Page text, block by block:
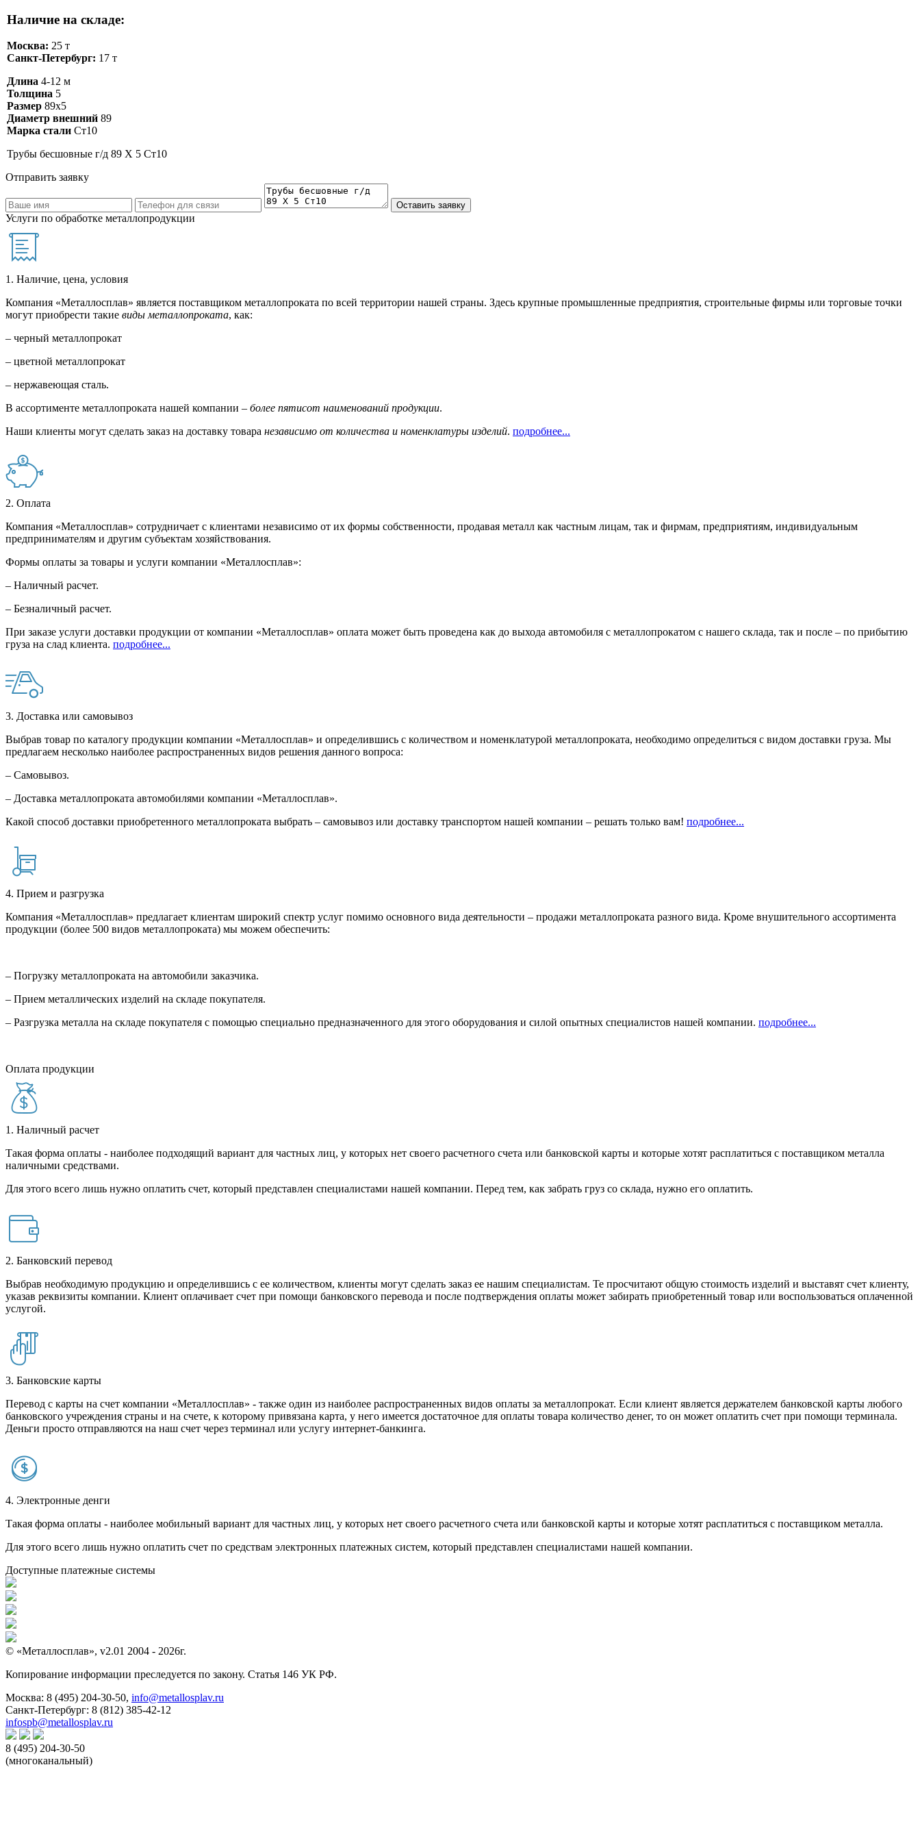
Наличие на складе:
Москва: 25 т
Санкт-Петербург: 17 т
Длина 4-12 м
Толщина 5
Размер 89х5
Диаметр внешний 89
Марка стали Ст10
Трубы бесшовные г/д 89 Х 5 Ст10
Отправить заявку
Услуги по обработке металлопродукции
1. Наличие, цена, условия
Компания «Металлосплав» является поставщиком металлопроката по всей территории нашей страны. Здесь крупные промышленные предприятия, строительные фирмы или торговые точки
могут приобрести такие виды металлопроката, как:
– черный металлопрокат
– цветной металлопрокат
– нержавеющая сталь.
В ассортименте металлопроката нашей компании – более пятисот наименований продукции.
Наши клиенты могут сделать заказ на доставку товара независимо от количества и номенклатуры изделий. подробнее...
2. Оплата
Компания «Металлосплав» сотрудничает с клиентами независимо от их формы собственности, продавая металл как частным лицам, так и фирмам, предприятиям, индивидуальным
предпринимателям и другим субъектам хозяйствования.
Формы оплаты за товары и услуги компании «Металлосплав»:
– Наличный расчет.
– Безналичный расчет.
При заказе услуги доставки продукции от компании «Металлосплав» оплата может быть проведена как до выхода автомобиля с металлопрокатом с нашего склада, так и после – по прибытию
груза на слад клиента. подробнее...
3. Доставка или самовывоз
Выбрав товар по каталогу продукции компании «Металлосплав» и определившись с количеством и номенклатурой металлопроката, необходимо определиться с видом доставки груза. Мы
предлагаем несколько наиболее распространенных видов решения данного вопроса:
– Самовывоз.
– Доставка металлопроката автомобилями компании «Металлосплав».
Какой способ доставки приобретенного металлопроката выбрать – самовывоз или доставку транспортом нашей компании – решать только вам! подробнее...
4. Прием и разгрузка
Компания «Металлосплав» предлагает клиентам широкий спектр услуг помимо основного вида деятельности – продажи металлопроката разного вида. Кроме внушительного ассортимента
продукции (более 500 видов металлопроката) мы можем обеспечить:
– Погрузку металлопроката на автомобили заказчика.
– Прием металлических изделий на складе покупателя.
– Разгрузка металла на складе покупателя с помощью специально предназначенного для этого оборудования и силой опытных специалистов нашей компании. подробнее...
Оплата продукции
1. Наличный расчет
Такая форма оплаты - наиболее подходящий вариант для частных лиц, у которых нет своего расчетного счета или банковской карты и которые хотят расплатиться с поставщиком металла
наличными средствами.
Для этого всего лишь нужно оплатить счет, который представлен специалистами нашей компании. Перед тем, как забрать груз со склада, нужно его оплатить.
2. Банковский перевод
Выбрав необходимую продукцию и определившись с ее количеством, клиенты могут сделать заказ ее нашим специалистам. Те просчитают общую стоимость изделий и выставят счет клиенту,
указав реквизиты компании. Клиент оплачивает счет при помощи банковского перевода и после подтверждения оплаты может забирать приобретенный товар или воспользоваться оплаченной
услугой.
3. Банковские карты
Перевод с карты на счет компании «Металлосплав» - также один из наиболее распространенных видов оплаты за металлопрокат. Если клиент является держателем банковской карты любого
банковского учреждения страны и на счете, к которому привязана карта, у него имеется достаточное для оплаты товара количество денег, то он может оплатить счет при помощи терминала.
Деньги просто отправляются на наш счет через терминал или услугу интернет-банкинга.
4. Электронные денги
Такая форма оплаты - наиболее мобильный вариант для частных лиц, у которых нет своего расчетного счета или банковской карты и которые хотят расплатиться с поставщиком металла.
Для этого всего лишь нужно оплатить счет по средствам электронных платежных систем, который представлен специалистами нашей компании.
Доступные платежные системы
© «Металлосплав», v2.01 2004 - 2026г.
Копирование информации преследуется по закону. Статья 146 УК РФ.
Москва: 8 (495) 204-30-50, info@metallosplav.ru
Санкт-Петербург: 8 (812) 385-42-12
infospb@metallosplav.ru
8 (495) 204-30-50
(многоканальный)